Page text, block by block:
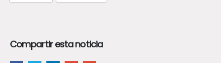
Compartir esta noticia